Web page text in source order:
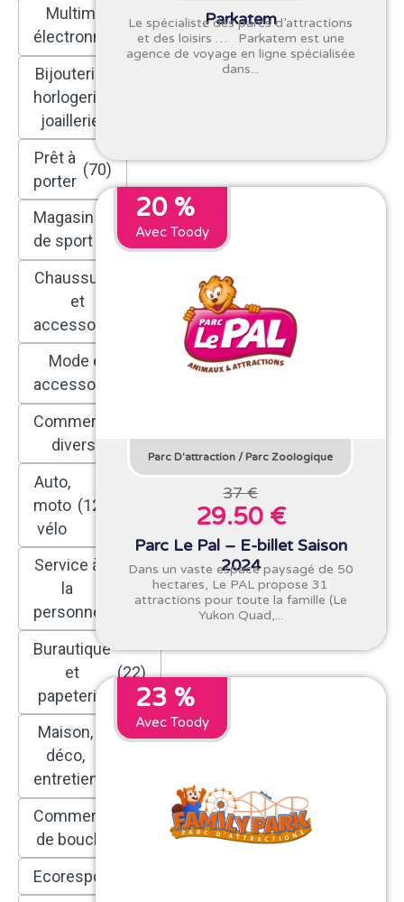
Multimédia et
électronménager
(80)
Bijouterie,
horlogerie,
joaillerie
Prêt à
porter
(70)
Magasin
de sport
Chaussures
et
accessoires
Mode et
accessoires
Commerce
divers
Auto,
moto
vélo
(122)
Service à
la
personne
Burautique
et
papeterie
(22)
Maison,
déco,
entretien
Commerce
de bouche
Ecoresponsable
Parkatem
Le spécialiste des parcs d’attractions
et des loisirs … Parkatem est une
agence de voyage en ligne spécialisée
dans...
20 %
Avec Toody
Parc D'attraction / Parc Zoologique
37 €
29.50 €
Parc Le Pal – E-billet Saison
2024
Dans un vaste espace paysagé de 50
hectares, Le PAL propose 31
attractions pour toute la famille (Le
Yukon Quad,...
23 %
Avec Toody